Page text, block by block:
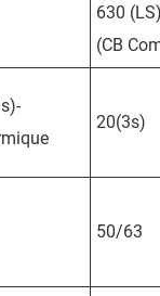
630
(CB
20(3s)
50/63